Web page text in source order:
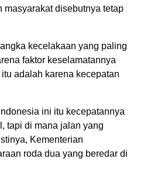
disebutnya tetap
kecelakaan yang paling
faktor keselamatannya
adalah karena kecepatan
ini itu kecepatannya
tapi di mana jalan yang
Kementerian
roda dua yang beredar di